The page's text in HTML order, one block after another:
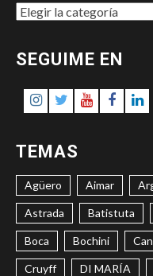
MAPA
SITIO
SEGUIME EN
Instagram
Twitter
TEMAS
Agüero Aimar
Astrada Batistuta
Boca Bochini
Cruyff DI MARÍA